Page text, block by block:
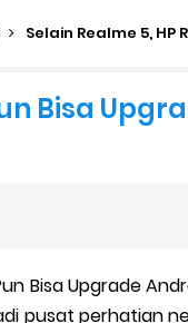
Selain Realme 5, HP Realme Ini Pun Bisa Upgrade
Bisa
Bisa Upgrade
pusat perhatian